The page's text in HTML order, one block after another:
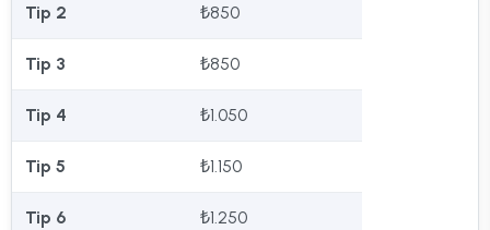
Tip 2 ₺850
Tip 3 ₺850
Tip 4 ₺1.050
Tip 5 ₺1.150
Tip 6 ₺1.250